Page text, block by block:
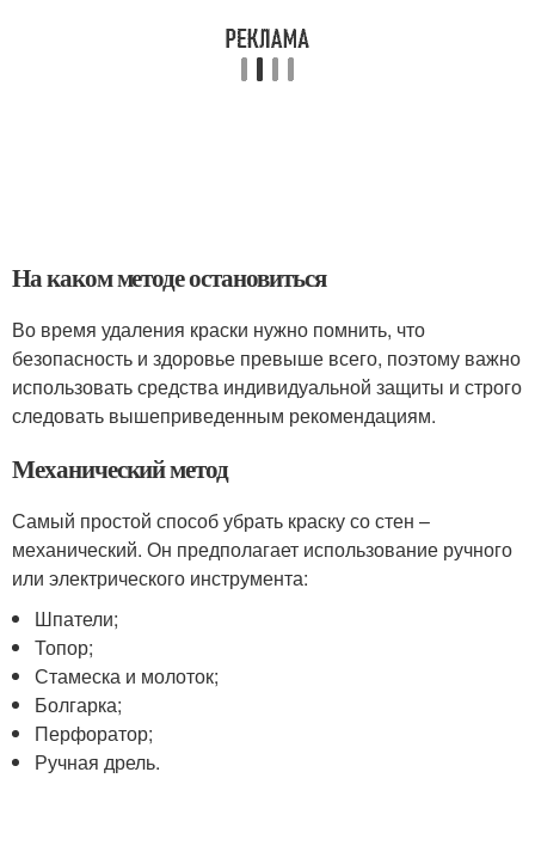
На каком методе остановиться
Во время удаления краски нужно помнить, что
безопасность и здоровье превыше всего, поэтому важно
использовать средства индивидуальной защиты и строго
следовать вышеприведенным рекомендациям.
Механический метод
Самый простой способ убрать краску со стен –
механический. Он предполагает использование ручного
или электрического инструмента:
Шпатели;
Топор;
Стамеска и молоток;
Болгарка;
Перфоратор;
Ручная дрель.